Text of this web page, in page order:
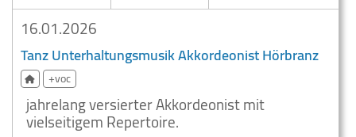
16.01.2026
Tanz Unterhaltungsmusik Akkordeonist Hörbranz
+voc
jahrelang versierter Akkordeonist mit
vielseitigem Repertoire.